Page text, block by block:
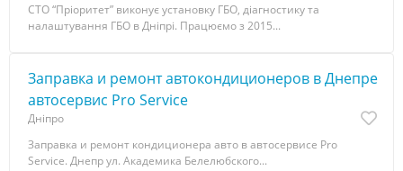
СТО “Пріоритет” виконує установку ГБО, діагностику та
налаштування ГБО в Дніпрі. Працюємо з 2015...
Заправка и ремонт автокoндиционеров в Днепре
aвтосервис Pro Service
Дніпро
Заправка и ремонт кондиционера авто в автосервисе Pro
Service. Днепр ул. Академика Белелюбского...